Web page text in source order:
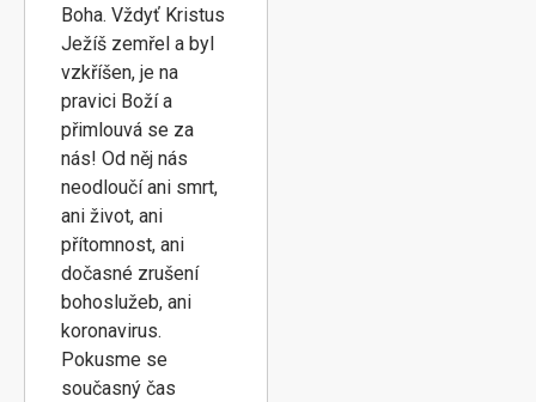
Boha. Vždyť Kristus
Ježíš zemřel a byl
vzkříšen, je na
pravici Boží a
přimlouvá se za
nás! Od něj nás
neodloučí ani smrt,
ani život, ani
přítomnost, ani
dočasné zrušení
bohoslužeb, ani
koronavirus.
Pokusme se
současný čas